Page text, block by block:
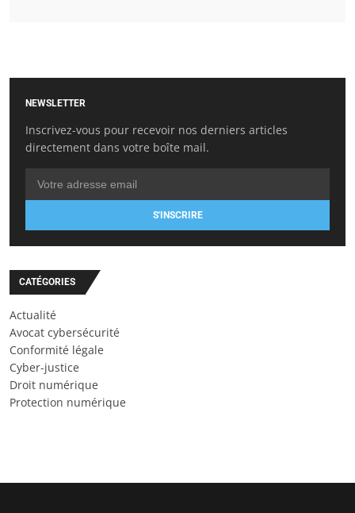
NEWSLETTER
Inscrivez-vous pour recevoir nos derniers articles
directement dans votre boîte mail.
S'INSCRIRE
CATÉGORIES
Actualité
Avocat cybersécurité
Conformité légale
Cyber-justice
Droit numérique
Protection numérique